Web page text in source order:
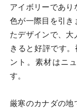
アイボリーであ
色が一際目を引き
たデザインで、
きると好評です
ント。素材はニ
す。
厳寒のカナダの地